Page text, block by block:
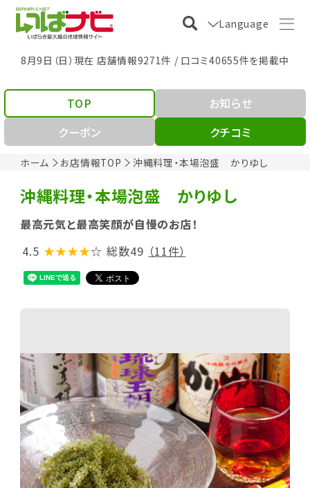
Language
8月9日（日）現在 店舗情報9271件 / 口コミ40655件を掲載中
ホーム お店情報TOP 沖縄料理・本場泡盛 かりゆし
TOP
お知らせ
クーポン
クチコミ
沖縄料理・本場泡盛 かりゆし
最高元気と最高笑顔が自慢のお店！
4.5 ★★★★☆ 総数49 （11件）